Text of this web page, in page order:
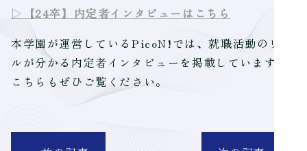
▷【24卒】内定者インタビューはこちら
本学園が運営しているPicoN!では、就職活動のリア
ルが分かる内定者インタビューを掲載しています。
こちらもぜひご覧ください。